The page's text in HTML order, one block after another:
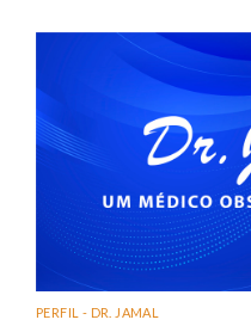
PERFIL - DR. JAMAL